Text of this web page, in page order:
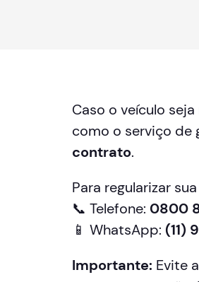
Caso o veículo
como o serviço de
contrato.
Para regularizar
📞 Telefone: 0800
📱 WhatsApp: (11)
Importante: Evite